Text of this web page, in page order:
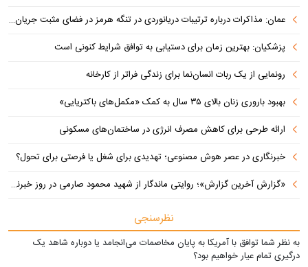
عمان: مذاکرات درباره ترتیبات دریانوردی در تنگه هرمز در فضای مثبت جریان دارد
پزشکیان‌: بهترین زمان برای دستیابی به توافق شرایط کنونی است
رونمایی از یک ربات انسان‌نما برای زندگی فراتر از کارخانه
بهبود باروری زنان بالای ۳۵ سال به کمک «مکمل‌های باکتریایی»
ارائه طرحی برای کاهش مصرف انرژی در ساختمان‌های مسکونی
خبرنگاری در عصر هوش مصنوعی؛ تهدیدی برای شغل یا فرصتی برای تحول؟
«گزارش آخرین گزارش»؛ روایتی ماندگار از شهید محمود صارمی در روز خبرنگار
نظرسنجی
به نظر شما توافق با آمریکا به پایان مخاصمات می‌انجامد یا دوباره شاهد یک
درگیری تمام عیار خواهیم بود؟